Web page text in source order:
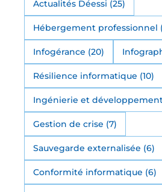
Actualités Déessi (25)
Hébergement professionnel
Infogérance (20)
Résilience informatique (10)
Ingénierie et
Gestion de crise (7)
Sauvegarde externalisée (6)
Conformité informatique (6)